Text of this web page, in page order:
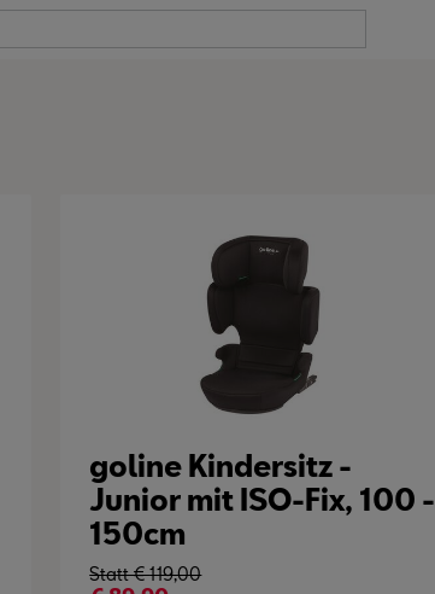
goline Kindersitz -
Junior mit ISO-Fix, 100 -
150cm
Statt €119,00